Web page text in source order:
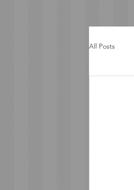
All Posts